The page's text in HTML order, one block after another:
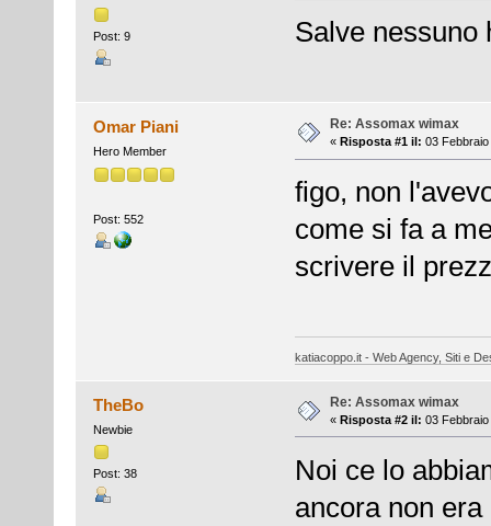
Post: 9 Salve nessuno
Omar Piani
Hero Member
Post: 552
Re: Assomax wimax
« Risposta #1 il: 03
figo, non
come si fa a
scrivere il
katiacoppo.it - Web Agency, Siti e
TheBo
Newbie
Post: 38
Re: Assomax wimax
« Risposta #2 il: 03
Noi ce lo
ancora non